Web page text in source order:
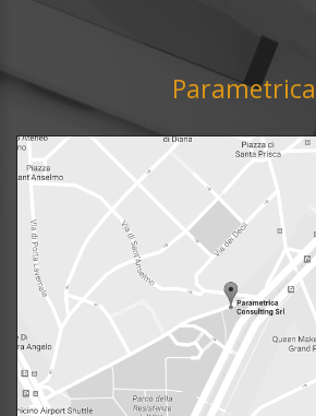
Parametrica